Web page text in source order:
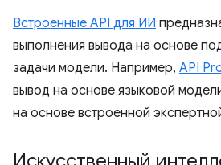
Встроенные API для ИИ
выполнения вывода на основе
задачи модели. Например, API
вывод на основе языковой
на основе встроенной